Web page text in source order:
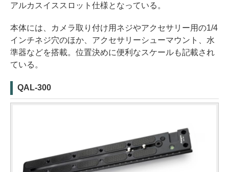
アルカスイススロット仕様となっている。
本体には、カメラ取り付け用ネジやアクセサリー用の1/4
インチネジ穴のほか、アクセサリーシューマウント、水
準器などを搭載。位置決めに便利なスケールも記載され
ている。
QAL-300